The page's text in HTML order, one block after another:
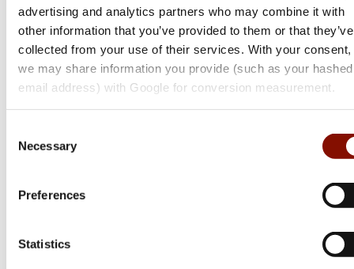
advertising and analytics partners who may combine it with
other information that you’ve provided to them or that they’ve
collected from your use of their services. With your consent,
we may share information you provide (such as your hashed
email address) with Google for conversion measurement.
Selection
Necessary
Preferences
Statistics
Tikka